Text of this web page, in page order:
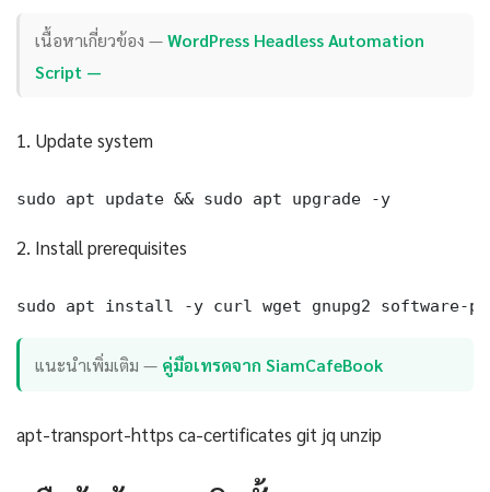
เนื้อหาเกี่ยวข้อง —WordPress Headless Automation
Script —
1. Update system
sudo apt update && sudo apt upgrade -y
2. Install prerequisites
sudo apt install -y curl wget gnupg2 software-
แนะนำเพิ่มเติม — คู่มือเทรดจาก SiamCafeBook
apt-transport-https ca-certificates git jq unzip